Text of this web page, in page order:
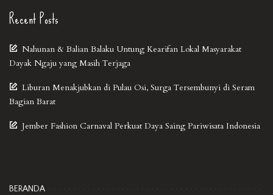
Recent Posts
Nahunan & Balian Balaku Untung Kearifan Lokal Masyarakat
Dayak Ngaju yang Masih Terjaga
Liburan Menakjubkan di Pulau Osi, Surga Tersembunyi di Seram
Bagian Barat
Jember Fashion Carnaval Perkuat Daya Saing Pariwisata Indonesia
BERANDA